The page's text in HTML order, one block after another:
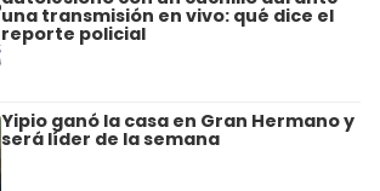
una transmisión en vivo: qué dice el
reporte policial
Yipio ganó la casa en Gran Hermano y
será líder de la semana